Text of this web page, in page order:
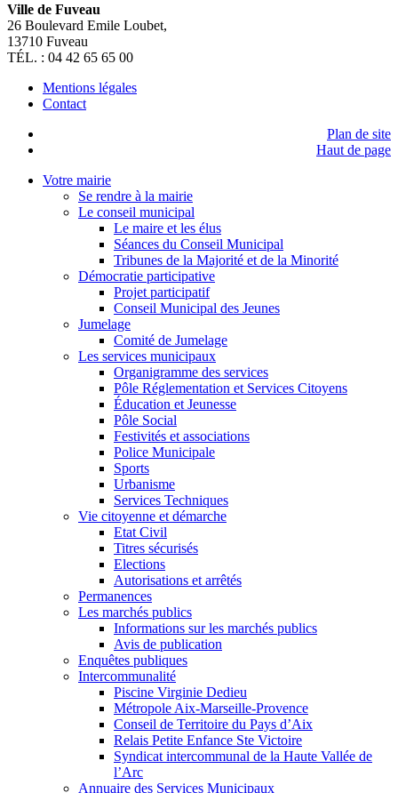
Ville de Fuveau
26 Boulevard Emile Loubet,
13710 Fuveau
TÉL. : 04 42 65 65 00
Mentions légales
Contact
Plan de site
Haut de page
Votre mairie
Se rendre à la mairie
Le conseil municipal
Le maire et les élus
Séances du Conseil Municipal
Tribunes de la Majorité et de la Minorité
Démocratie participative
Projet participatif
Conseil Municipal des Jeunes
Jumelage
Comité de Jumelage
Les services municipaux
Organigramme des services
Pôle Réglementation et Services Citoyens
Éducation et Jeunesse
Pôle Social
Festivités et associations
Police Municipale
Sports
Urbanisme
Services Techniques
Vie citoyenne et démarche
Etat Civil
Titres sécurisés
Elections
Autorisations et arrêtés
Permanences
Les marchés publics
Informations sur les marchés publics
Avis de publication
Enquêtes publiques
Intercommunalité
Piscine Virginie Dedieu
Métropole Aix-Marseille-Provence
Conseil de Territoire du Pays d’Aix
Relais Petite Enfance Ste Victoire
Syndicat intercommunal de la Haute Vallée de
l’Arc
Annuaire des Services Municipaux